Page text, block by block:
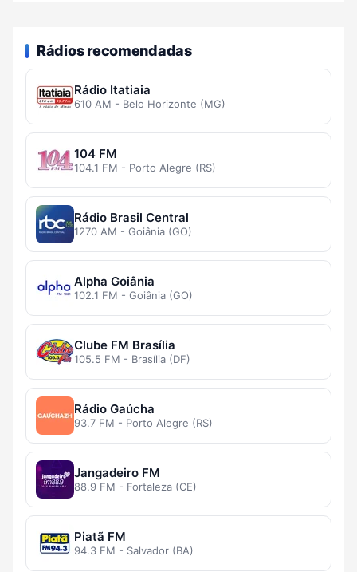
Rádios recomendadas
Rádio Itatiaia
610 AM - Belo Horizonte (MG)
104 FM
104.1 FM - Porto Alegre (RS)
Rádio Brasil Central
1270 AM - Goiânia (GO)
Alpha Goiânia
102.1 FM - Goiânia (GO)
Clube FM Brasília
105.5 FM - Brasília (DF)
Rádio Gaúcha
93.7 FM - Porto Alegre (RS)
Jangadeiro FM
88.9 FM - Fortaleza (CE)
Piatã FM
94.3 FM - Salvador (BA)